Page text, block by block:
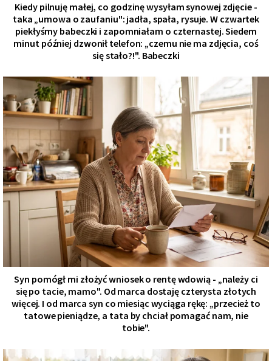
Kiedy pilnuję małej, co godzinę wysyłam synowej zdjęcie -
taka „umowa o zaufaniu": jadła, spała, rysuje. W czwartek
piekłyśmy babeczki i zapomniałam o czternastej. Siedem
minut później dzwonił telefon: „czemu nie ma zdjęcia, coś
się stało?!". Babeczki
Syn pomógł mi złożyć wniosek o rentę wdowią - „należy ci
się po tacie, mamo". Od marca dostaję czterysta złotych
więcej. I od marca syn co miesiąc wyciąga rękę: „przecież to
tatowe pieniądze, a tata by chciał pomagać nam, nie
tobie".